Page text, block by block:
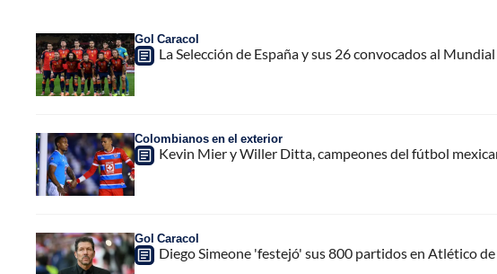
Gol Caracol
La Selección de España y sus 26 convocados al
Colombianos en el exterior
Kevin Mier y Willer Ditta, campeones del fútbol
Gol Caracol
Diego Simeone 'festejó' sus 800 partidos en Atlético